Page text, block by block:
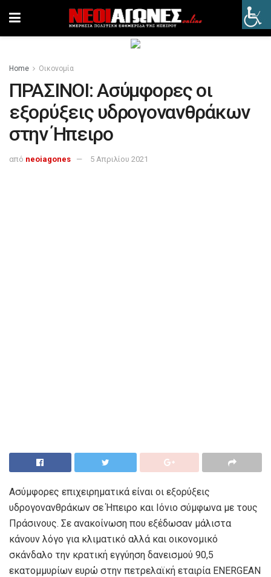
Home Οικονομία
ΠΡΑΣΙΝΟΙ: Ασύμφορες οι
εξορύξεις υδρογονανθράκων
στην Ήπειρο
από neoiagones 5 Απριλίου 2021
Ασύμφορες επιχειρηματικά είναι οι εξορύξεις
υδρογονανθράκων σε Ήπειρο και Ιόνιο σύμφωνα με τους
Πράσινους. Σε ανακοίνωση που εξέδωσαν μάλιστα
κάνουν λόγο για κλιματικό αλλά και οικονομικό
σκάνδαλο την κρατική εγγύηση δανεισμού 90,5
εκατομμυρίων ευρώ στην πετρελαϊκή εταιρία ENERGEAN